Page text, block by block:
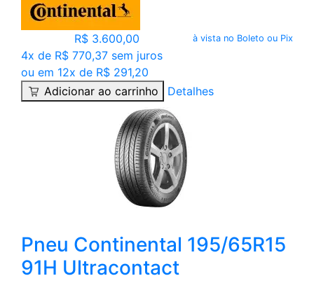
R$ 3.600,00 à vista no Boleto ou Pix
4x de R$ 770,37 sem juros
ou em 12x de R$ 291,20
Adicionar ao carrinho
Detalhes
Pneu Continental 195/65R15
91H Ultracontact